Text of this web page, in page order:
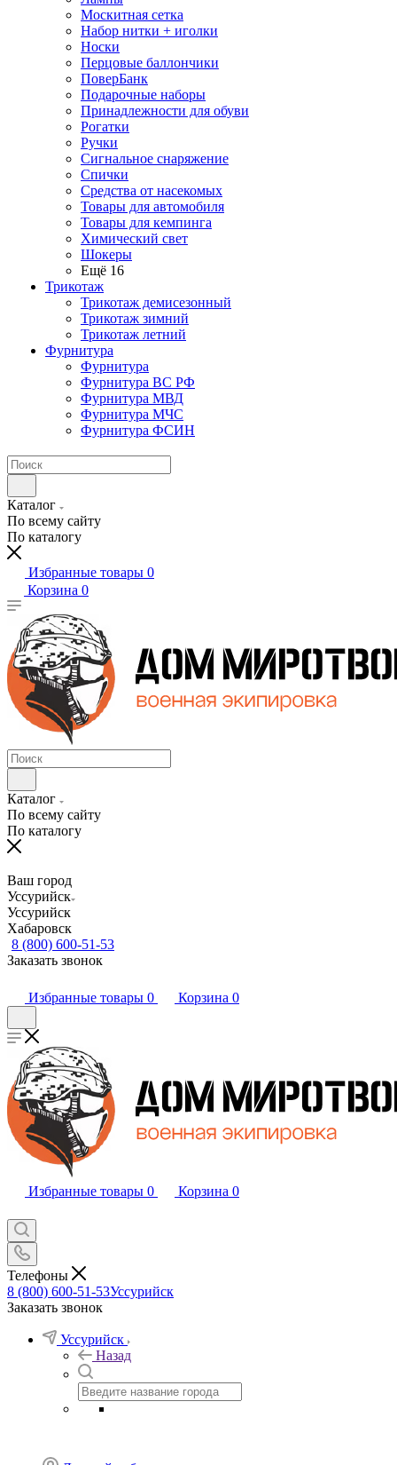
Москитная сетка
Набор нитки + иголки
Носки
Перцовые баллончики
ПоверБанк
Подарочные наборы
Принадлежности для обуви
Рогатки
Ручки
Сигнальное снаряжение
Спички
Средства от насекомых
Товары для автомобиля
Товары для кемпинга
Химический свет
Шокеры
Ещё 16
Трикотаж
Трикотаж демисезонный
Трикотаж зимний
Трикотаж летний
Фурнитура
Фурнитура
Фурнитура ВС РФ
Фурнитура МВД
Фурнитура МЧС
Фурнитура ФСИН
Каталог
По всему сайту
По каталогу
Избранные товары 0
Корзина 0
Каталог
По всему сайту
По каталогу
Ваш город
Уссурийск
Уссурийск
Хабаровск
8 (800) 600-51-53
Заказать звонок
Избранные товары 0 Корзина 0
Избранные товары 0 Корзина 0
Телефоны
8 (800) 600-51-53Уссурийск
Заказать звонок
Уссурийск
Назад